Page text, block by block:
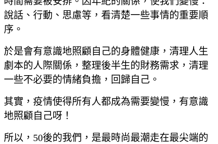
說話、行動、思慮等，看清楚一些事情的重要順
序。
於是會有意識地照顧自己的身體健康，清理人生
劇本的人際關係，整理後半生的財務需求，清理
一些不必要的情緒負擔，回歸自己。
其實，疫情使得所有人都成為需要變慢，有意識
地照顧自己呀！
所以，50後的我們，是最時尚最潮走在最尖端的